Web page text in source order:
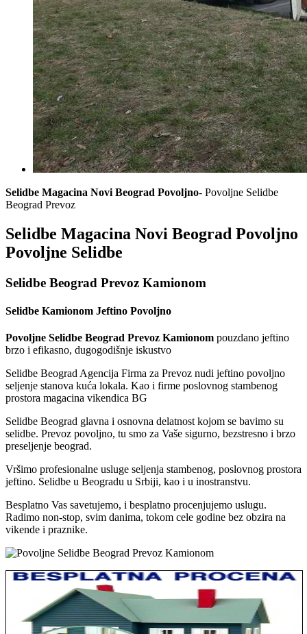
Selidbe Magacina Novi Beograd Povoljno- Povoljne Selidbe
Beograd Prevoz
Selidbe Magacina Novi Beograd Povoljno
Povoljne Selidbe
Selidbe Beograd Prevoz Kamionom
Selidbe Kamionom Jeftino Povoljno
Povoljne Selidbe Beograd Prevoz Kamionom pouzdano jeftino
brzo i efikasno, dugogodišnje iskustvo
Selidbe Beograd Agencija Firma za Prevoz nudi jeftino povoljno
seljenje stanova kuća lokala. Kao i firme poslovnog stambenog
prostora magacina vikendica BG
Selidbe Beograd glavna i osnovna delatnost kojom se bavimo su
selidbe. Prevoz povoljno, tu smo za Vaše sigurno, bezstresno i brzo
preseljenje beograd.
Vršimo profesionalne usluge seljenja stambenog, poslovnog prostora
jeftino. Selidbe u Beogradu u Srbiji, kao i u inostranstvu.
Besplatno Vas savetujemo, i besplatno procenjujemo uslugu.
Radimo non-stop, svim danima, tokom cele godine bez obzira na
vikende i praznike.